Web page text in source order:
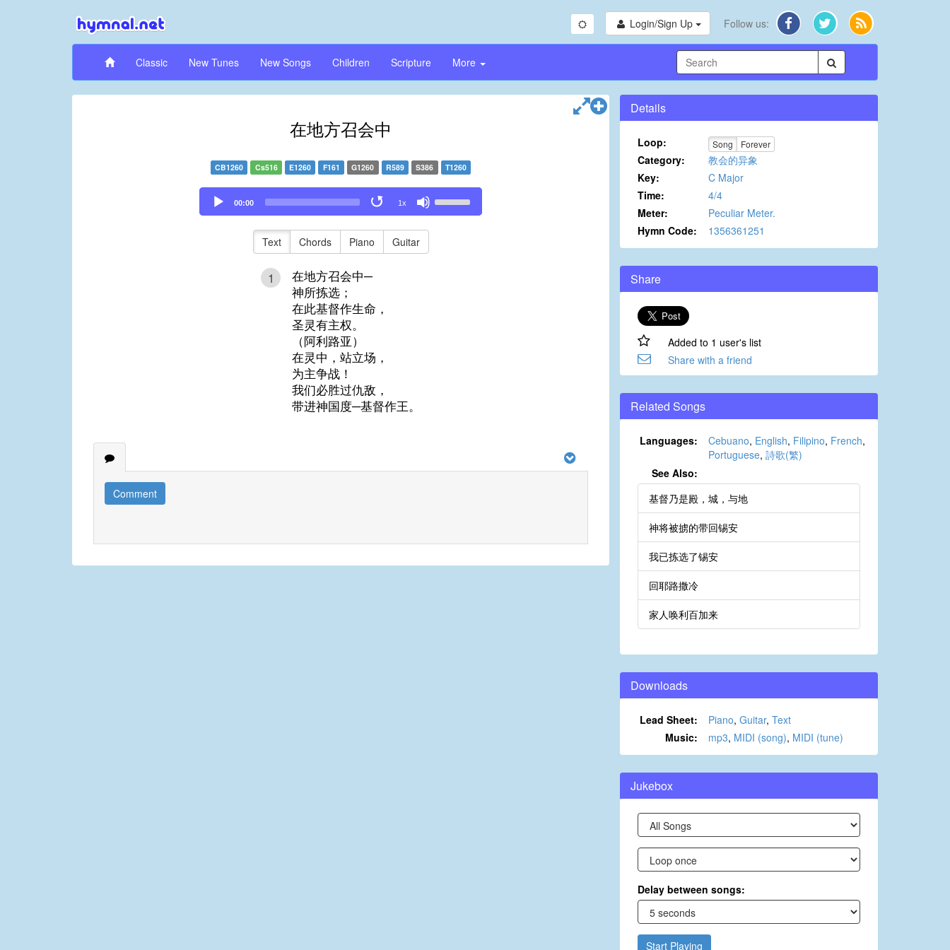
Login/Sign Up Follow us:
Classic New Tunes New Songs Children Scripture More
在地方召会中
CB1260 Cs516 E1260 F161 G1260 R589 S386 T1260
Audio
Player
00:00 1x
Up/Down
Text Chords Piano Guitar
1
在地方召会中─
神所拣选；
在此基督作生命，
圣灵有主权。
（阿利路亚）
在灵中，站立场，
为主争战！
我们必胜过仇敌，
带进神国度─基督作王。
Comment
Details
Loop: Song Forever
Category:
教会的异象
Key:
C Major
Time:
4/4
Meter:
Peculiar Meter.
Hymn Code:
1356361251
Share
Added to 1 user's list
Share with a friend
Related Songs
Languages: Cebuano, English, Filipino, French,
Portuguese, 詩歌(繁)
See Also:
基督乃是殿，城，与地
神将被掳的带回锡安
我已拣选了锡安
回耶路撒冷
家人唤利百加来
Downloads
Lead Sheet: Piano, Guitar, Text
Music:
mp3, MIDI (song), MIDI (tune)
Jukebox
Delay between songs:
Start Playing